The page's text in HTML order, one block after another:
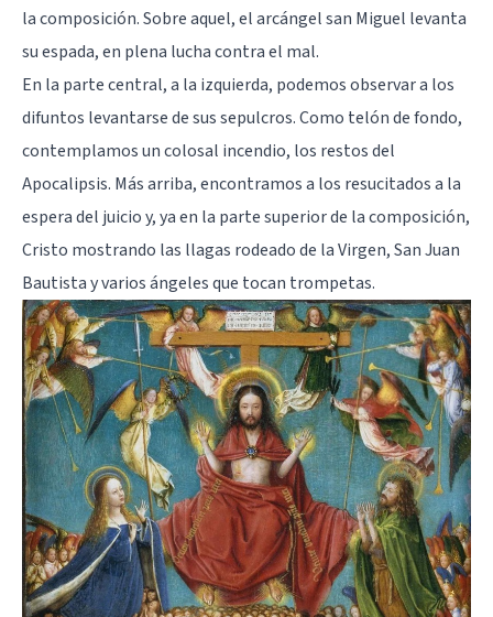
la composición. Sobre aquel, el arcángel san Miguel levanta
su espada, en plena lucha contra el mal.
En la parte central, a la izquierda, podemos observar a los
difuntos levantarse de sus sepulcros. Como telón de fondo,
contemplamos un colosal incendio, los restos del
Apocalipsis. Más arriba, encontramos a los resucitados a la
espera del juicio y, ya en la parte superior de la composición,
Cristo mostrando las llagas rodeado de la Virgen, San Juan
Bautista y varios ángeles que tocan trompetas.